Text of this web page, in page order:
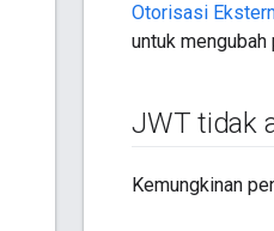
Otorisasi
untuk
JWT tidak
Kemungkinan